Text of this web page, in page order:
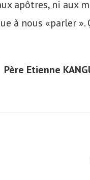
apôtres, ni aux
à nous «parler ».
Père Etienne